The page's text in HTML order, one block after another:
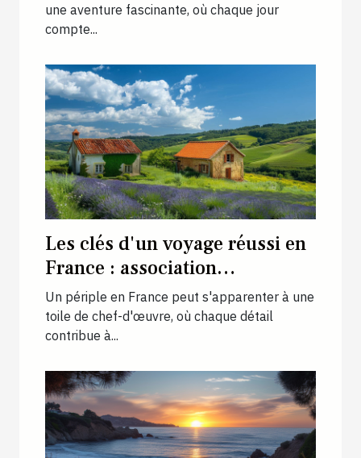
une aventure fascinante, où chaque jour
compte...
Les clés d'un voyage réussi en
France : association
d'hébergement, transport et
activités
Un périple en France peut s'apparenter à une
toile de chef-d'œuvre, où chaque détail
contribue à...